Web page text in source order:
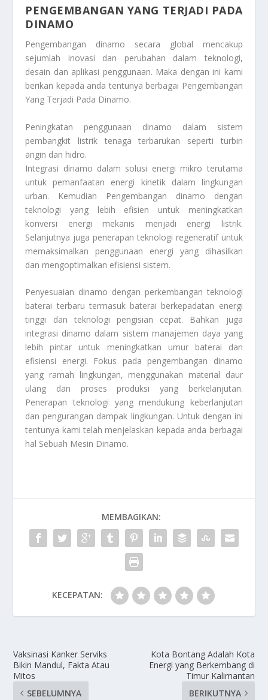
PENGEMBANGAN YANG TERJADI PADA
DINAMO
Pengembangan dinamo secara global mencakup
sejumlah inovasi dan perubahan dalam teknologi,
desain dan aplikasi penggunaan. Maka dengan ini kami
berikan kepada anda tentunya berbagai Pengembangan
Yang Terjadi Pada Dinamo.
Peningkatan penggunaan dinamo dalam sistem
pembangkit listrik tenaga terbarukan seperti turbin
angin dan hidro.
Integrasi dinamo dalam solusi energi mikro terutama
untuk pemanfaatan energi kinetik dalam lingkungan
urban. Kemudian Pengembangan dinamo dengan
teknologi yang lebih efisien untuk meningkatkan
konversi energi mekanis menjadi energi listrik.
Selanjutnya juga penerapan teknologi regeneratif untuk
memaksimalkan penggunaan energi yang dihasilkan
dan mengoptimalkan efisiensi sistem.
Penyesuaian dinamo dengan perkembangan teknologi
baterai terbaru termasuk baterai berkepadatan energi
tinggi dan teknologi pengisian cepat. Bahkan juga
integrasi dinamo dalam sistem manajemen daya yang
lebih pintar untuk meningkatkan umur baterai dan
efisiensi energi. Fokus pada pengembangan dinamo
yang ramah lingkungan, menggunakan material daur
ulang dan proses produksi yang berkelanjutan.
Penerapan teknologi yang mendukung keberlanjutan
dan pengurangan dampak lingkungan. Untuk dengan ini
tentunya kami telah menjelaskan kepada anda berbagai
hal Sebuah Mesin Dinamo.
MEMBAGIKAN:
KECEPATAN:
Vaksinasi Kanker Serviks
Bikin Mandul, Fakta Atau
Mitos
SEBELUMNYA
Kota Bontang Adalah Kota
Energi yang Berkembang di
Timur Kalimantan
BERIKUTNYA